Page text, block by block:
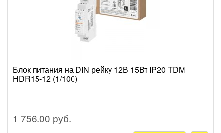
Блок питания на DIN рейку 12В 15Вт IP20 TDM
HDR15-12 (1/100)
1 756.00 руб.